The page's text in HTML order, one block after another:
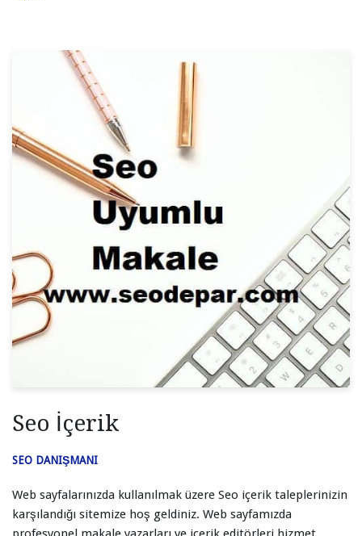
Seo İçerik
SEO DANIŞMANI
Web sayfalarınızda kullanılmak üzere Seo içerik taleplerinizin
karşılandığı sitemize hoş geldiniz. Web sayfamızda